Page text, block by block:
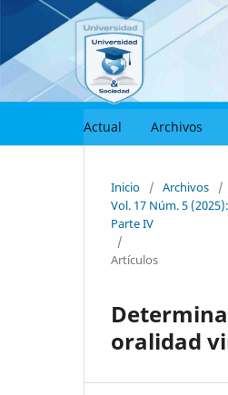
Actual Archivos
Inicio / Archivos
/
Vol. 17 Núm. 5
Parte IV
/
Artículos
oralidad